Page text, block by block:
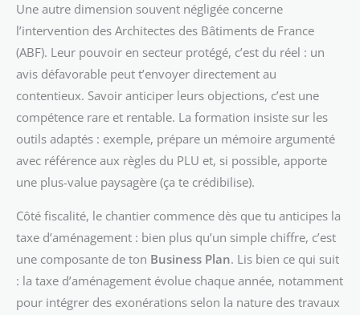
Une autre dimension souvent négligée concerne
l’intervention des Architectes des Bâtiments de France
(ABF). Leur pouvoir en secteur protégé, c’est du réel : un
avis défavorable peut t’envoyer directement au
contentieux. Savoir anticiper leurs objections, c’est une
compétence rare et rentable. La formation insiste sur les
outils adaptés : exemple, prépare un mémoire argumenté
avec référence aux règles du PLU et, si possible, apporte
une plus-value paysagère (ça te crédibilise).
Côté fiscalité, le chantier commence dès que tu anticipes la
taxe d’aménagement : bien plus qu’un simple chiffre, c’est
une composante de ton Business Plan. Lis bien ce qui suit
: la taxe d’aménagement évolue chaque année, notamment
pour intégrer des exonérations selon la nature des travaux